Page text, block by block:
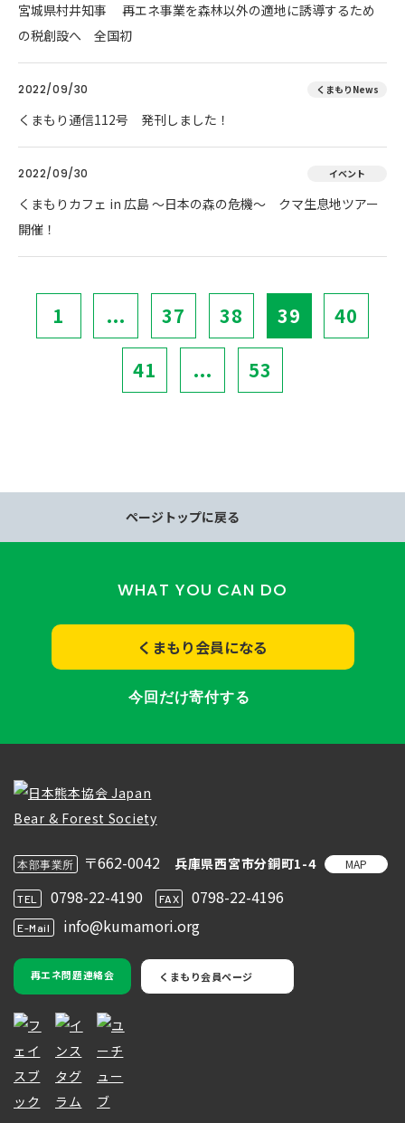
宮城県村井知事 再エネ事業を森林以外の適地に誘導するため
の税創設へ 全国初
2022/09/30 くまもりNews
くまもり通信112号 発刊しました！
2022/09/30 イベント
くまもりカフェ in 広島 ～日本の森の危機～ クマ生息地ツアー
開催！
1 ... 37 38 39 40
41 ... 53
ページトップに戻る
WHAT YOU CAN DO
くまもり会員になる
今回だけ寄付する
本部事業所 〒662-0042 兵庫県西宮市分銅町1-4 MAP
TEL 0798-22-4190 FAX 0798-22-4196
E-Mail info@kumamori.org
再エネ問題連絡会 くまもり会員ページ